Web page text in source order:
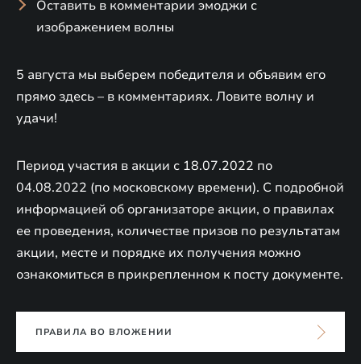
Оставить в комментарии эмоджи с
изображением волны
5 августа мы выберем победителя и объявим его
прямо здесь – в комментариях. Ловите волну и
удачи!
Период участия в акции с 18.07.2022 по
04.08.2022 (по московскому времени). С подробной
информацией об организаторе акции, о правилах
ее проведения, количестве призов по результатам
акции, месте и порядке их получения можно
ознакомиться в прикрепленном к посту документе.
ПРАВИЛА ВО ВЛОЖЕНИИ